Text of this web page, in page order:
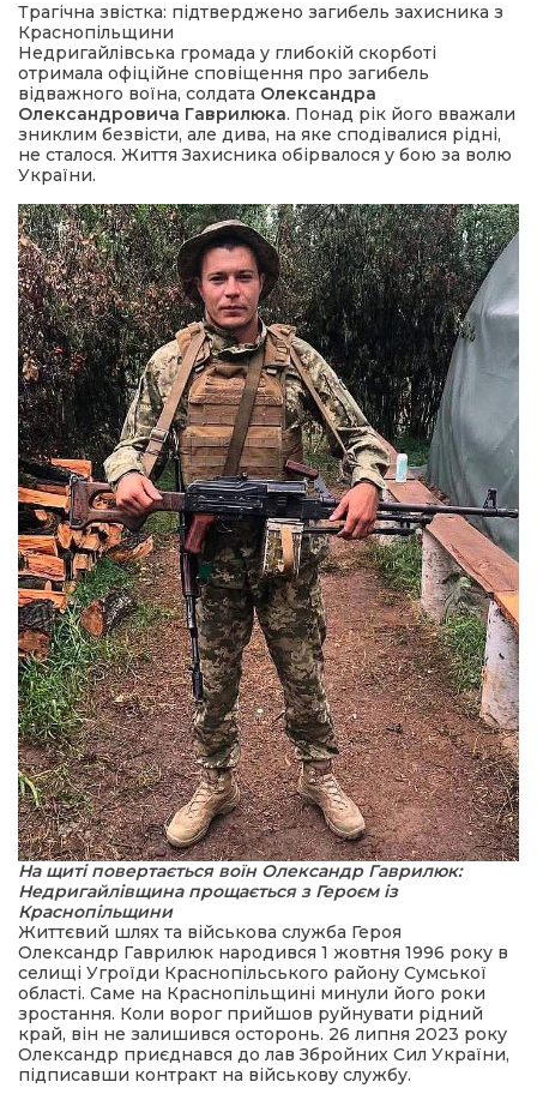
Трагічна звістка: підтверджено загибель захисника з
Краснопільщини
Недригайлівська громада у глибокій скорботі
отримала офіційне сповіщення про загибель
відважного воїна, солдата Олександра
Олександровича Гаврилюка. Понад рік його вважали
зниклим безвісти, але дива, на яке сподівалися рідні,
не сталося. Життя Захисника обірвалося у бою за волю
України.
На щиті повертається воїн Олександр Гаврилюк:
Недригайлівщина прощається з Героєм із
Краснопільщини
Життєвий шлях та військова служба Героя
Олександр Гаврилюк народився 1 жовтня 1996 року в
селищі Угроїди Краснопільського району Сумської
області. Саме на Краснопільщині минули його роки
зростання. Коли ворог прийшов руйнувати рідний
край, він не залишився осторонь. 26 липня 2023 року
Олександр приєднався до лав Збройних Сил України,
підписавши контракт на військову службу.